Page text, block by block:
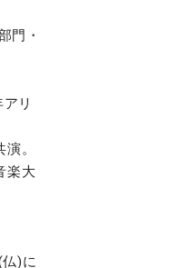
門・
リ
。
楽大
)に